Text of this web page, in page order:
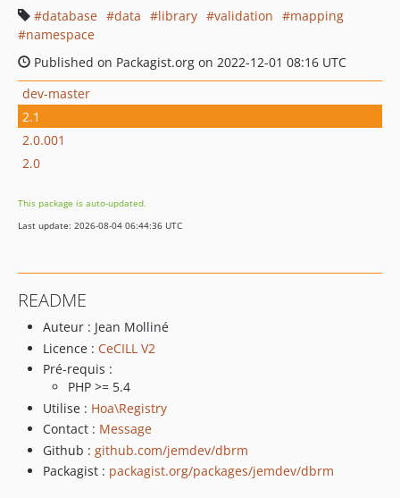
database
data library validation
mapping
namespace
Published on Packagist.org on 2022-12-01 08:16 UTC
dev-master
2.1
2.0.001
2.0
This package is auto-updated.
Last update: 2026-08-04 06:44:36 UTC
README
Auteur : Jean Molliné
Licence : CeCILL V2
Pré-requis :
PHP >= 5.4
Utilise : Hoa\Registry
Contact : Message
Github : github.com/jemdev/dbrm
Packagist : packagist.org/packages/jemdev/dbrm